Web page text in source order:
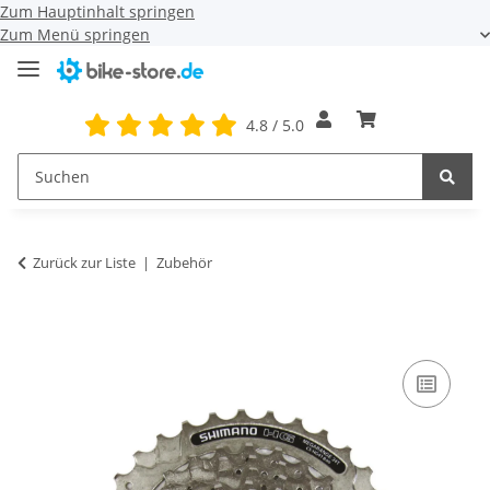
Zum Hauptinhalt springen
Zum Menü springen
4.8 / 5.0
Zurück zur Liste Zubehör